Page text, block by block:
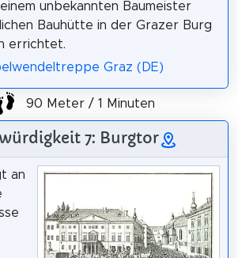
einem unbekannten Baumeister
Bauhütte in der Grazer Burg
errichtet.
Graz (DE)
90 Meter / 1 Minuten
7: Burgtor
an